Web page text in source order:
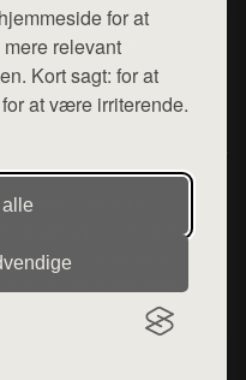
for at
relevant
Kort sagt: for at
at være irriterende.
Mail: hej@want.dk
Cookie- og privatlivspolitik
udgiver en række
produkter fra
fra denne side - vi